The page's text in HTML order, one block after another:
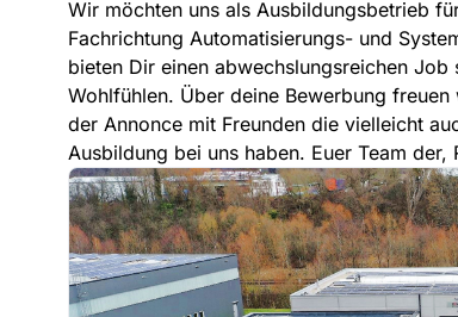
Wir möchten uns als Ausbildungsbetrieb
Fachrichtung Automatisierungs- und
bieten Dir einen abwechslungsreichen
Wohlfühlen. Über deine Bewerbung
der Annonce mit Freunden die vielleicht
Ausbildung bei uns haben. Euer Team der,